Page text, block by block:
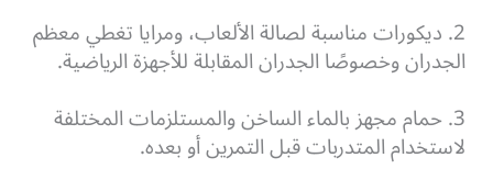
2. ديكورات مناسبة لصالة الألعاب، ومرايا تغطي معظم
الجدران وخصوصًا الجدران المقابلة للأجهزة الرياضية.
3. حمام مجهز بالماء الساخن والمستلزمات المختلفة
لاستخدام المتدربات قبل التمرين أو بعده.